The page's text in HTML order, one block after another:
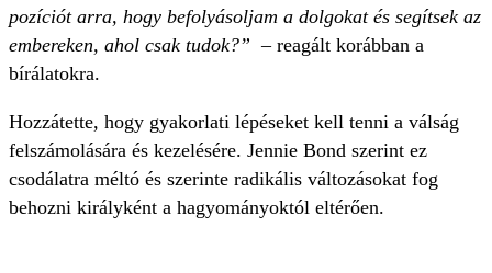
pozíciót arra, hogy befolyásoljam a dolgokat és segítsek az
embereken, ahol csak tudok?” – reagált korábban a
bírálatokra.
Hozzátette, hogy gyakorlati lépéseket kell tenni a válság
felszámolására és kezelésére. Jennie Bond szerint ez
csodálatra méltó és szerinte radikális változásokat fog
behozni királyként a hagyományoktól eltérően.